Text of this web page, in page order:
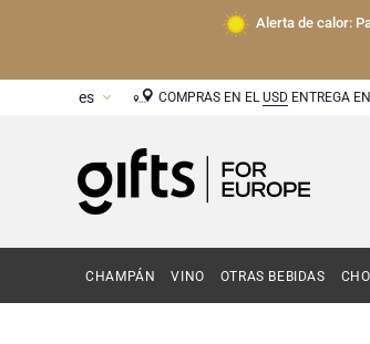
Alerta de calor:
COMPRAS EN ELUSD ENTREGA EN
CHAMPÁN VINO OTRAS BEBIDAS